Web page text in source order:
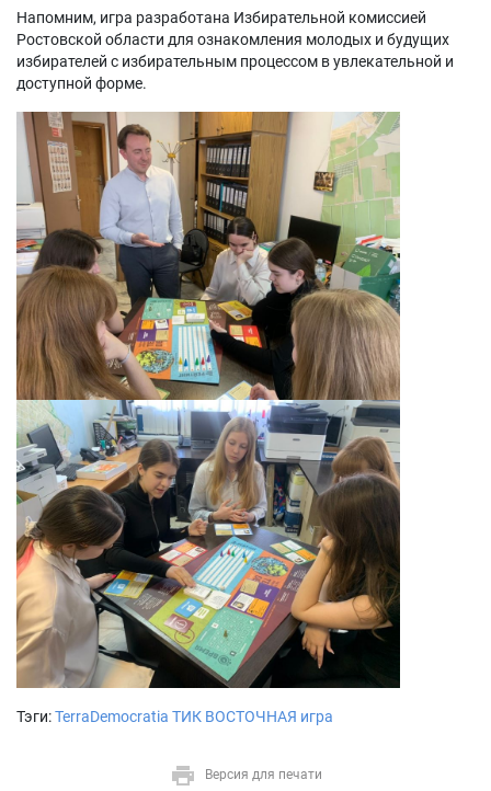
Напомним, игра разработана Избирательной комиссией
Ростовской области для ознакомления молодых и будущих
избирателей с избирательным процессом в увлекательной и
доступной форме.
Тэги:TerraDemocratia ТИК ВОСТОЧНАЯ игра
Версия для печати